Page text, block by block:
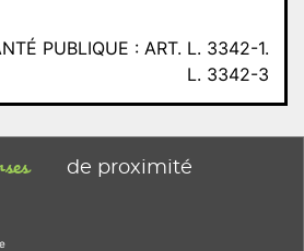
PUBLIQUE : ART. L. 3342-1.
L. 3342-3
de proximité